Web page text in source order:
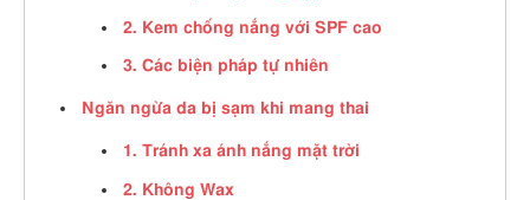
2. Kem chống nắng với SPF cao
3. Các biện pháp tự nhiên
Ngăn ngừa da bị sạm khi mang thai
1. Tránh xa ánh nắng mặt trời
2. Không Wax